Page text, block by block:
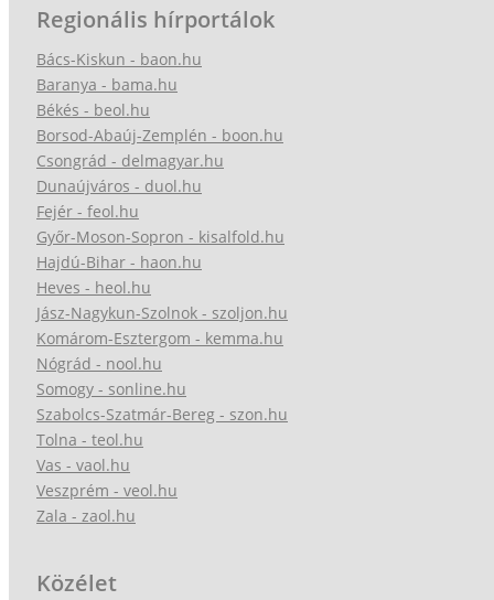
Regionális hírportálok
Bács-Kiskun - baon.hu
Baranya - bama.hu
Békés - beol.hu
Borsod-Abaúj-Zemplén - boon.hu
Csongrád - delmagyar.hu
Dunaújváros - duol.hu
Fejér - feol.hu
Győr-Moson-Sopron - kisalfold.hu
Hajdú-Bihar - haon.hu
Heves - heol.hu
Jász-Nagykun-Szolnok - szoljon.hu
Komárom-Esztergom - kemma.hu
Nógrád - nool.hu
Somogy - sonline.hu
Szabolcs-Szatmár-Bereg - szon.hu
Tolna - teol.hu
Vas - vaol.hu
Veszprém - veol.hu
Zala - zaol.hu
Közélet